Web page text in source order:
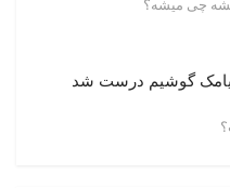
چی میشه؟
گوشیم درست شد